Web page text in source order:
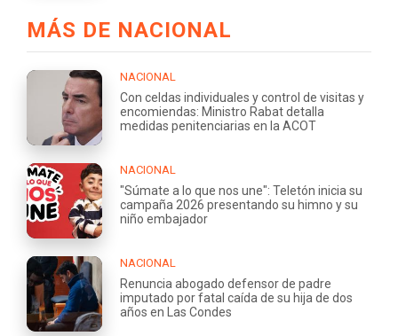
MÁS DE NACIONAL
NACIONAL
Con celdas individuales y control de visitas y
encomiendas: Ministro Rabat detalla
medidas penitenciarias en la ACOT
NACIONAL
"Súmate a lo que nos une": Teletón inicia su
campaña 2026 presentando su himno y su
niño embajador
NACIONAL
Renuncia abogado defensor de padre
imputado por fatal caída de su hija de dos
años en Las Condes